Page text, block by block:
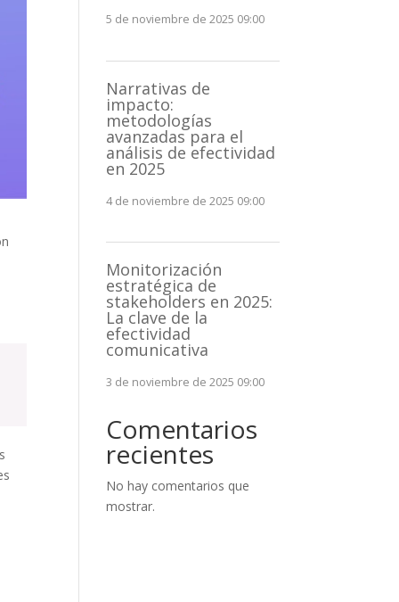
5 de noviembre de 2025 09:00
Narrativas de
impacto:
metodologías
avanzadas para el
análisis de efectividad
en 2025
4 de noviembre de 2025 09:00
Monitorización
estratégica de
stakeholders en 2025:
La clave de la
efectividad
comunicativa
3 de noviembre de 2025 09:00
Comentarios
recientes
No hay comentarios que
mostrar.